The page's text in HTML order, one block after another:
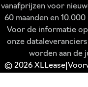
vanafprijzen voor
60 maanden en
Voor de informatie op
onze
worden aan de
© 2026 XLLease